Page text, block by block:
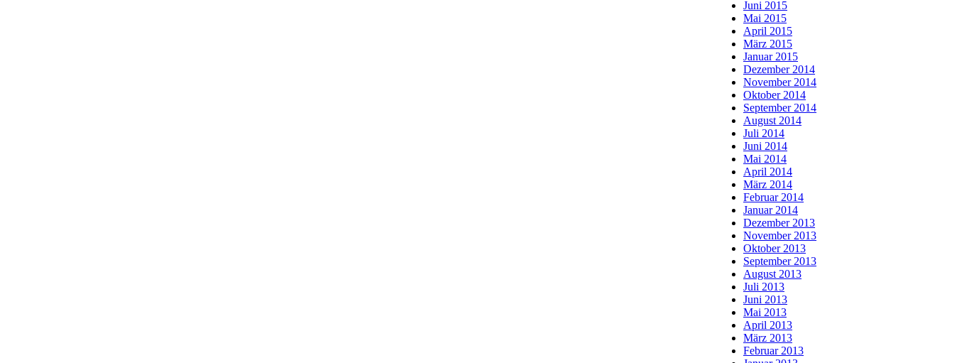
Juni 2015
Mai 2015
April 2015
März 2015
Januar 2015
Dezember 2014
November 2014
Oktober 2014
September 2014
August 2014
Juli 2014
Juni 2014
Mai 2014
April 2014
März 2014
Februar 2014
Januar 2014
Dezember 2013
November 2013
Oktober 2013
September 2013
August 2013
Juli 2013
Juni 2013
Mai 2013
April 2013
März 2013
Februar 2013